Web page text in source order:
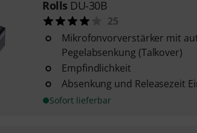
Rolls DU-30B
25
Mikrofonvorverstärker mit
Pegelabsenkung (Talkover)
Empfindlichkeit
Absenkung und Releasezeit
Sofort lieferbar